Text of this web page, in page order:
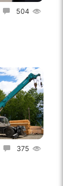
504
375